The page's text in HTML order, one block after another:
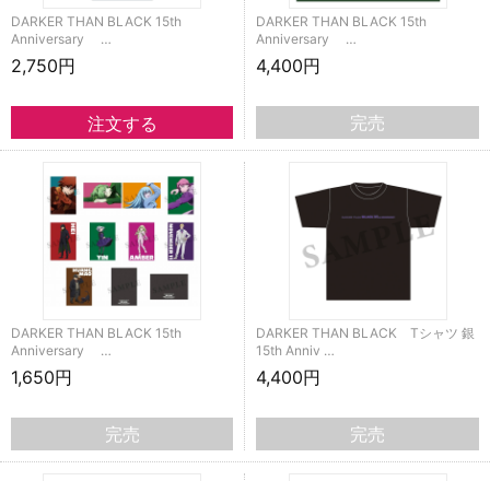
DARKER THAN BLACK 15th
Anniversary …
2,750円
DARKER THAN BLACK 15th
Anniversary …
4,400円
完売
DARKER THAN BLACK 15th
Anniversary …
1,650円
完売
DARKER THAN BLACK Tシャツ 銀
15th Anniv …
4,400円
完売